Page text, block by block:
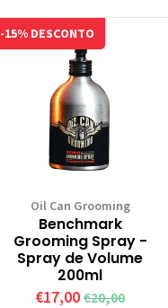
-15% DESCONTO
Oil Can Grooming
Benchmark
Grooming Spray -
Spray de Volume
200ml
€17,00 €20,00